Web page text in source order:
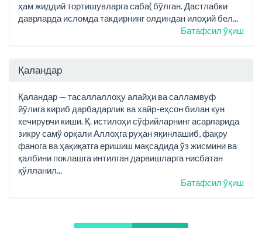
ҳам жиддий тортишувларга саба( бўлган. Дастлабки
даврларда исломда такдирнинг олдиндан илоҳий бел...
Батафсил ўқиш
Қаландар
Қаландар — тасаллаллоҳу алайҳи ва салламвуф
йўлига кириб дарбадарлик ва хайр-еҳсон билан кун
кечирувчи киши. Қ. истилоҳи сўфийларнинг асарларида
зикру самў орқали Аллоҳга руҳан яқинлашиб, фақру
фанога ва ҳақиқатга еришиш мақсадида ўз жисмини ва
қалбини поклашга интилган дарвишларга нисбатан
қўлланил...
Батафсил ўқиш